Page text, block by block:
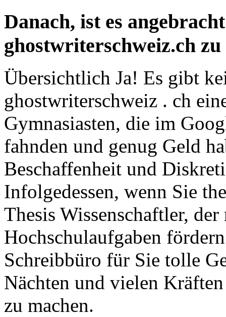
Danach, ist es
ghostwriterschweiz.ch zu
Übersichtlich Ja! Es gibt
ghostwriterschweiz . ch
Gymnasiasten, die im
fahnden und genug Geld
Beschaffenheit und
Infolgedessen, wenn Sie
Thesis Wissenschaftler,
Hochschulaufgaben
Schreibbüro für Sie tolle
Nächten und vielen
zu machen.